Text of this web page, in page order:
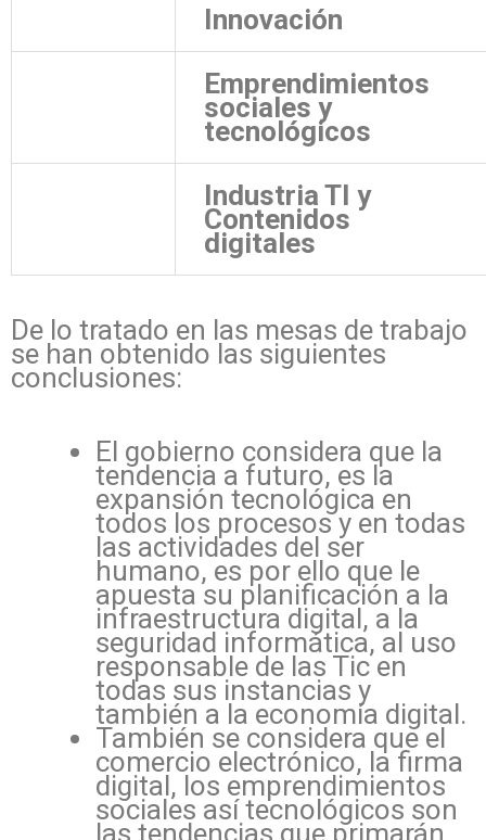
Innovación
Emprendimientos
sociales y
tecnológicos
Industria TI y
Contenidos
digitales
De lo tratado en las mesas de trabajo
se han obtenido las siguientes
conclusiones:
El gobierno considera que la
tendencia a futuro, es la
expansión tecnológica en
todos los procesos y en todas
las actividades del ser
humano, es por ello que le
apuesta su planificación a la
infraestructura digital, a la
seguridad informática, al uso
responsable de las Tic en
todas sus instancias y
también a la economía digital.
También se considera que el
comercio electrónico, la firma
digital, los emprendimientos
sociales así tecnológicos son
las tendencias que primarán